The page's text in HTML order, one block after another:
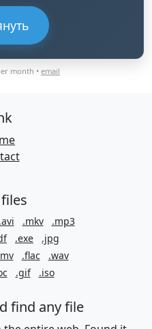
month •email
.avi .mkv
.mp3
.exe
.jpg
.flac
.wav
.gif .iso
find any file